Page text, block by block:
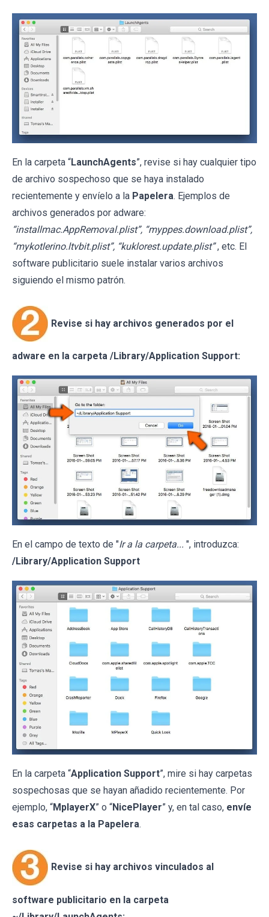
En la carpeta “LaunchAgents”, revise si hay cualquier tipo
de archivo sospechoso que se haya instalado
recientemente y envíelo a la Papelera. Ejemplos de
archivos generados por adware:
“installmac.AppRemoval.plist”, “myppes.download.plist”,
“mykotlerino.ltvbit.plist”, “kuklorest.update.plist” , etc. El
software publicitario suele instalar varios archivos
siguiendo el mismo patrón.
Revise si hay archivos generados por el
adware en la carpeta /Library/Application Support:
En el campo de texto de "Ir a la carpeta... ", introduzca:
/Library/Application Support
En la carpeta “Application Support”, mire si hay carpetas
sospechosas que se hayan añadido recientemente. Por
ejemplo, “MplayerX” o “NicePlayer” y, en tal caso, envíe
esas carpetas a la Papelera.
Revise si hay archivos vinculados al
software publicitario en la carpeta